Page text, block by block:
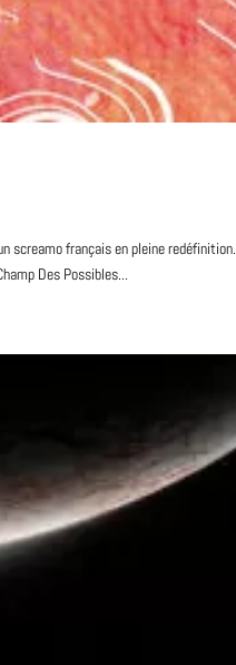
screamo français en pleine redéfinition.
Des Possibles...